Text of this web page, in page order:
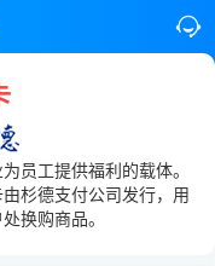
员工提供福利的载体。
杉德支付公司发行，用
换购商品。